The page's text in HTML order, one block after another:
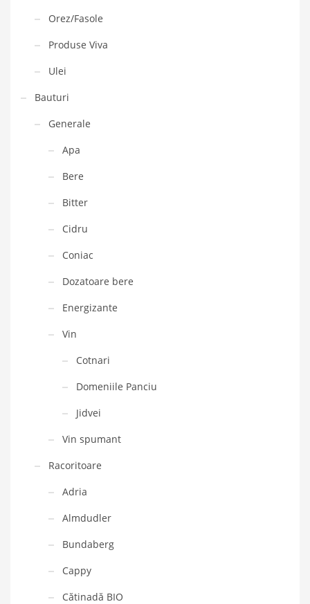
Orez/Fasole
Produse Viva
Ulei
Bauturi
Generale
Apa
Bere
Bitter
Cidru
Coniac
Dozatoare bere
Energizante
Vin
Cotnari
Domeniile Panciu
Jidvei
Vin spumant
Racoritoare
Adria
Almdudler
Bundaberg
Cappy
Cătinadă BIO